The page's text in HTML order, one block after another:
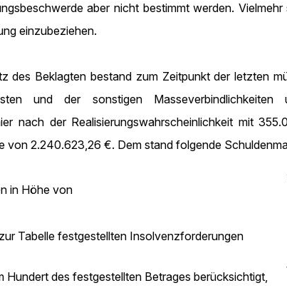
aber nicht bestimmt werden.
einzubeziehen.
des Beklagten bestand zum Zeitpunkt der letzten
und der sonstigen
nach der Realisierungswahrscheinlichkeit mit
von 2.240.623,26 €. Dem stand folgende
in Höhe von
Tabelle festgestellten Insolvenzforderungen
des festgestellten Betrages berücksichtigt,